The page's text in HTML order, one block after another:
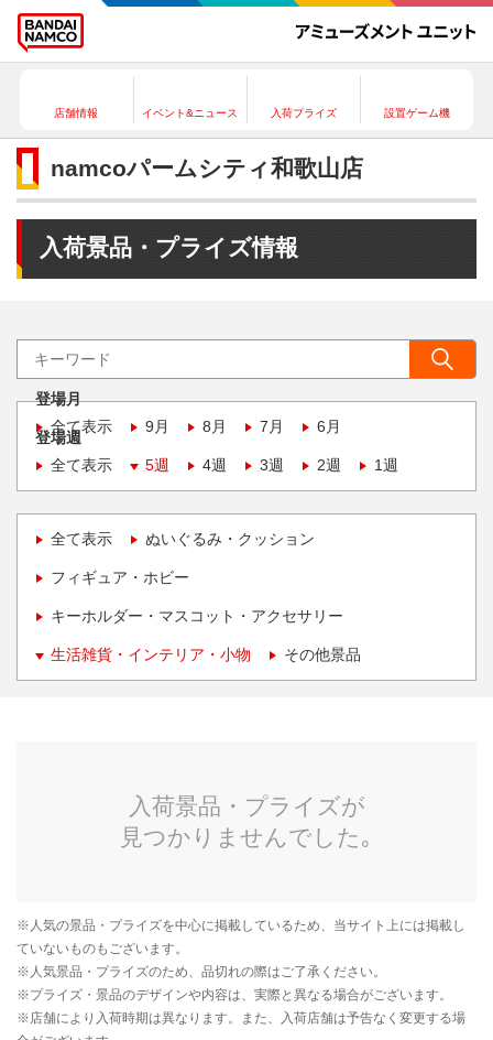
店舗情報 イベント&ニュース 入荷プライズ 設置ゲーム機
namcoパームシティ和歌山店
入荷景品・プライズ情報
登場月
全て表示
9月 8月 7月 6月
登場週
全て表示
5週 4週 3週 2週 1週
全て表示 ぬいぐるみ・クッション
フィギュア・ホビー
キーホルダー・マスコット・アクセサリー
生活雑貨・インテリア・小物 その他景品